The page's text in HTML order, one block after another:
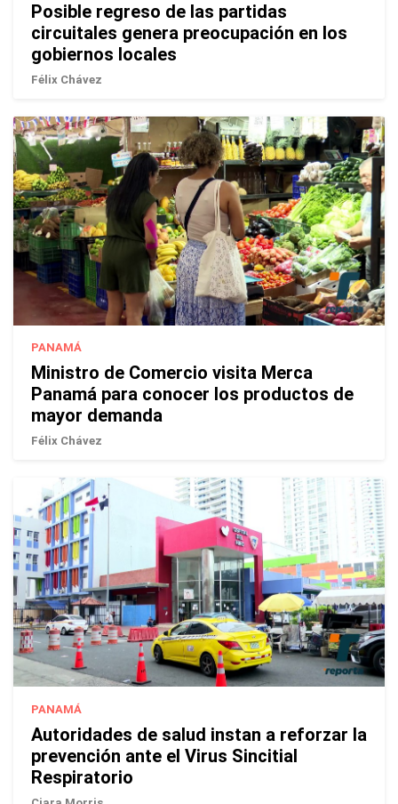
Posible regreso de las partidas
circuitales genera preocupación en los
gobiernos locales
Félix Chávez
PANAMÁ
Ministro de Comercio visita Merca
Panamá para conocer los productos de
mayor demanda
Félix Chávez
PANAMÁ
Autoridades de salud instan a reforzar la
prevención ante el Virus Sincitial
Respiratorio